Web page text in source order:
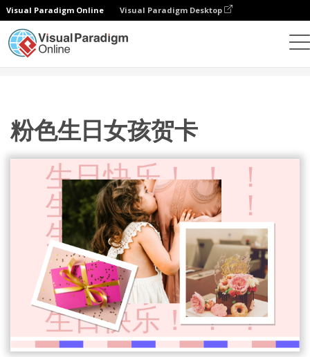
Visual Paradigm Online Visual Paradigm Desktop
粉色生日女孩贺卡